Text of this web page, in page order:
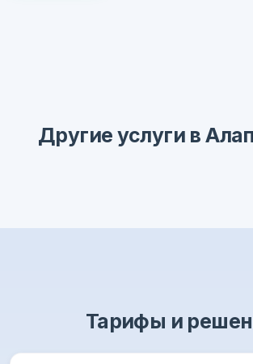
Другие услуги в
Тарифы и